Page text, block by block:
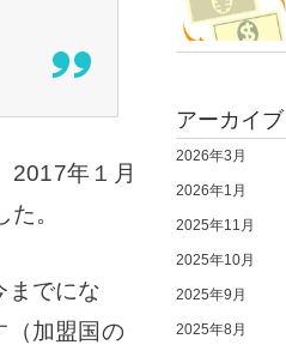
2017年１月
。
でにな
（加盟国の
アーカイブ
2026年3月
2026年1月
2025年11月
2025年10月
2025年9月
2025年8月